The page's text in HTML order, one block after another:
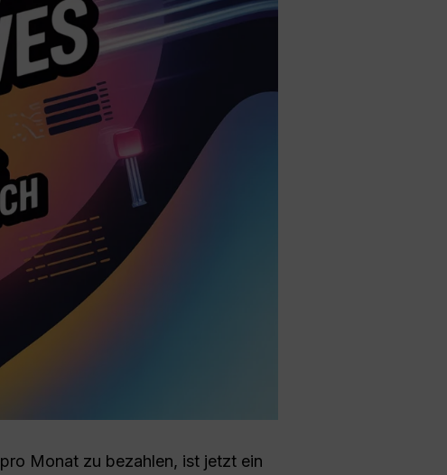
pro Monat zu bezahlen, ist jetzt ein